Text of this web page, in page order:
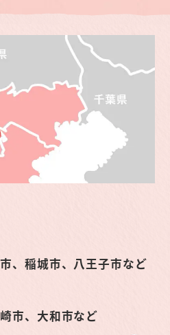
、稲城市、八王子市など
市、大和市など